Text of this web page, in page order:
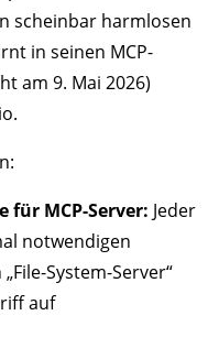
scheinbar harmlosen
in seinen MCP-
am 9. Mai 2026)
für MCP-Server: Jeder
notwendigen
System-Server“
auf